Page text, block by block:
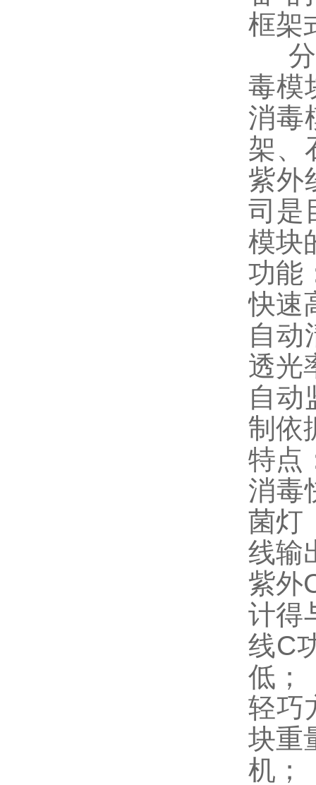
框架
毒模
消毒
架、
紫外
司是
模块
功能
快速
自动
透光
自动
制依
特点
消毒
菌灯
线输
紫外
计得
线C
低；
轻巧
块重
机；